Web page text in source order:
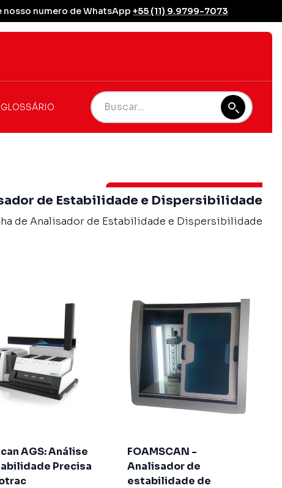
nosso numero de WhatsApp +55 (11) 9.9799-7073
GLOSSÁRIO
de Estabilidade e Dispersibilidade
de Analisador de Estabilidade e Dispersibilidade
AGS: Análise
Precisa
FOAMSCAN -
Analisador de
estabilidade de